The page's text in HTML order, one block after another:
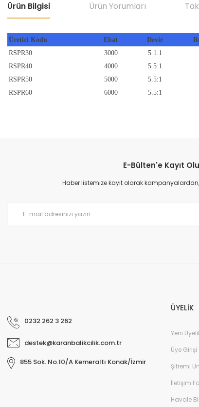
Ürün Bilgisi Ürün Yorumları
Üretici Kodu Ebat Devir
RSPR30
3000 5.1:1
RSPR40
4000 5.5:1
RSPR50
5000 5.5:1
RSPR60
6000 5.5:1
Ürün resmi kalitesiz, bozuk veya görüntülenemiyor.
Ürün açıklamasında eksik bilgiler bulunuyor.
E-Bülten'e Kayıt
Haber listemize kayıt olarak
0232 262 3 262
destek@karanbalikcilik.com.tr
855 Sok. No.10/A Kemeraltı Konak/İzmir
ÜYELİK
Yeni
Üye Girişi
Şifremi
İletişim
Havale